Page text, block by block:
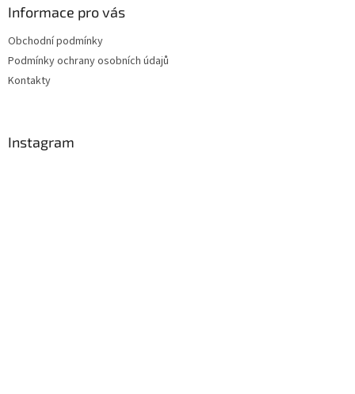
Informace pro vás
Obchodní podmínky
Podmínky ochrany osobních údajů
Kontakty
Instagram